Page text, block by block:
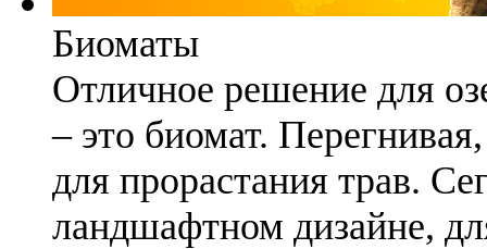
Биоматы
Отличное решение для
– это биомат.
для прорастания трав.
ландшафтном дизайне,